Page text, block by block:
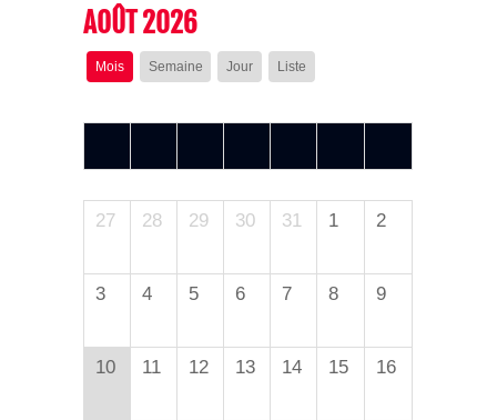
AOÛT 2026
Mois Semaine Jour Liste
27 28 29 30 31 1 2
3 4 5 6 7 8 9
10 11 12 13 14 15 16